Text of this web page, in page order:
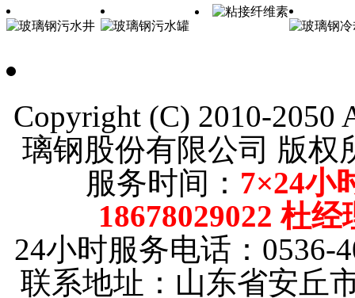
Copyright (C) 2010-2050
璃钢股份有限公司 版
服务时间： 7×24小
18678029022 杜
24小时服务电话：
联系地址：山东省安丘